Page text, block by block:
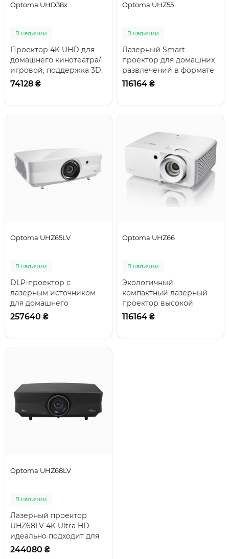
Optoma UHD38x
В наличии
Проектор 4K UHD для
домашнего кинотеатра/
игровой, поддержка 3D,
технология: DLP,
74128 ₴
Optoma UHZ55
В наличии
Лазерный Smart
проектор для домашних
развлечений в формате
4K UHDПриготовьтесь к
116164 ₴
Optoma UHZ65LV
В наличии
DLP-проектор с
лазерным источником
для домашнего
кинотеатра, DLP-
257640 ₴
Optoma UHZ66
В наличии
Экологичный
компактный лазерный
проектор высокой
яркости 4K UHDUHZ66 -
116164 ₴
Optoma UHZ68LV
В наличии
Лазерный проектор
UHZ68LV 4K Ultra HD
идеально подходит для
домашнего кинотеатра,
244080 ₴